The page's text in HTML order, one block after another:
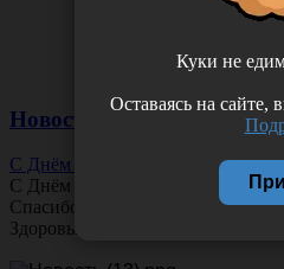
Новости
С Днём Офтальмолога!
С Днём
Спасибо за ясное зрение и заботу
Здоровья вам и новых
Куки не
Оставаясь на сайте,